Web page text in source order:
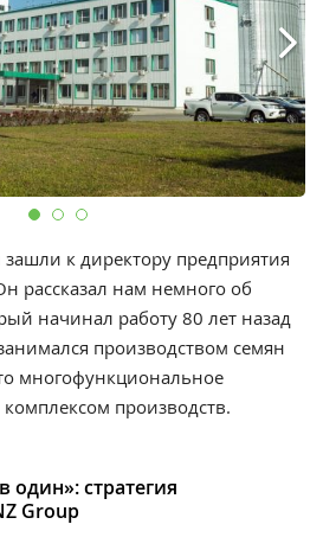
к директору предприятия
рассказал нам немного об
начинал работу 80 лет назад
производством семян
многофункциональное
производств.
стратегия
Group